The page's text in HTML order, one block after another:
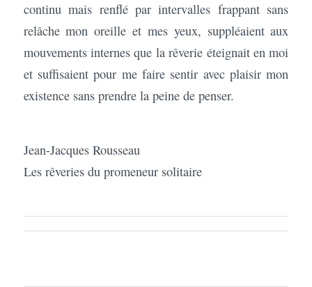
continu mais renflé par intervalles frappant sans
relâche mon oreille et mes yeux, suppléaient aux
mouvements internes que la rêverie éteignait en moi
et suffisaient pour me faire sentir avec plaisir mon
existence sans prendre la peine de penser.
Jean-Jacques Rousseau
Les rêveries du promeneur solitaire